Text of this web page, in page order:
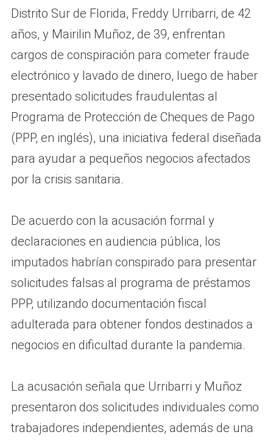
Distrito Sur de Florida, Freddy Urribarri, de 42
años, y Mairilin Muñoz, de 39, enfrentan
cargos de conspiración para cometer fraude
electrónico y lavado de dinero, luego de haber
presentado solicitudes fraudulentas al
Programa de Protección de Cheques de Pago
(PPP, en inglés), una iniciativa federal diseñada
para ayudar a pequeños negocios afectados
por la crisis sanitaria.
De acuerdo con la acusación formal y
declaraciones en audiencia pública, los
imputados habrían conspirado para presentar
solicitudes falsas al programa de préstamos
PPP, utilizando documentación fiscal
adulterada para obtener fondos destinados a
negocios en dificultad durante la pandemia.
La acusación señala que Urribarri y Muñoz
presentaron dos solicitudes individuales como
trabajadores independientes, además de una